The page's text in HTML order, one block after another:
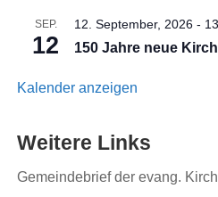
SEP.
12
12. September, 2026 -
150 Jahre neue
Kalender anzeigen
Weitere Links
Gemeindebrief der evang.